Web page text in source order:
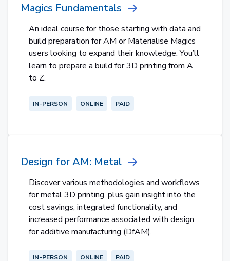
Magics Fundamentals
An ideal course for those starting with data and
build preparation for AM or Materialise Magics
users looking to expand their knowledge. You’ll
learn to prepare a build for 3D printing from A
to Z.
IN-PERSON ONLINE PAID
Design for AM: Metal
Discover various methodologies and workflows
for metal 3D printing, plus gain insight into the
cost savings, integrated functionality, and
increased performance associated with design
for additive manufacturing (DfAM).
IN-PERSON ONLINE PAID